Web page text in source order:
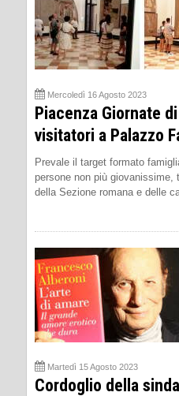
Mercoledì 16 Agosto 2023
Piacenza Giornate
visitatori a Palazzo
Prevale il target formato
persone non più
della Sezione romana e delle
Martedì 15 Agosto 2023
Cordoglio della